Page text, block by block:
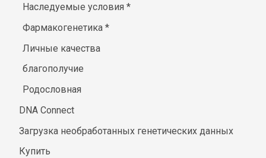
Наследуемые условия*
Фармакогенетика*
Личные качества
благополучие
Родословная
DNA Connect
Загрузка необработанных генетических данных
Купить